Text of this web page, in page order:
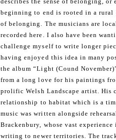
beginning to end is rooted in a rural
of belonging. The musicians are
recorded here. I also have been
challenge myself to write longer
having enjoyed this idea in many
the album “Light (Cound
from a long love for his paintings
prolific Welsh Landscape artist. His
relationship to habitat which is a
music was written alongside
Brackenbury, whose vast
writing to newer territories. The